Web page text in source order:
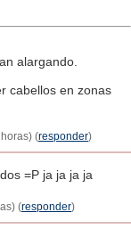
alargando.
cabellos en zonas
(responder)
=P ja ja ja ja
(responder)